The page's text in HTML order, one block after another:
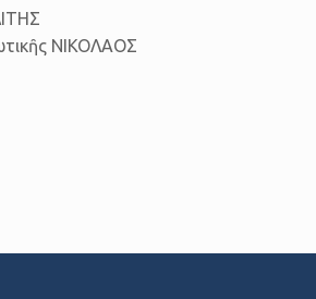
ΝΙΚΟΛΑΟΣ